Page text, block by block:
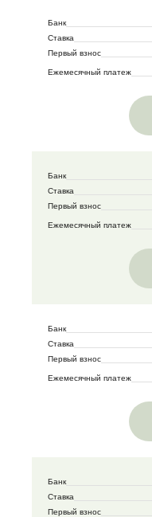
Банк
Ставка
Первый взнос
Ежемесячный платеж
Банк
Ставка
Первый взнос
Ежемесячный платеж
Банк
Ставка
Первый взнос
Ежемесячный платеж
Банк
Ставка
Первый взнос